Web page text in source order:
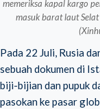
memeriksa kapal kargo
masuk barat laut
Pada 22 Juli, Rusia
sebuah dokumen di
biji-bijian dan pupuk
pasokan ke pasar